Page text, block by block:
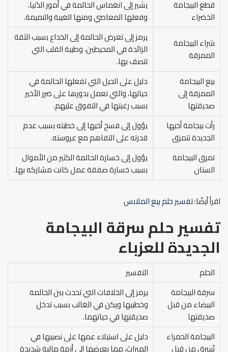
قطع البيجامة
الخضراء
يشير إلى انغماس الحالمة في أمور الدُنيا،
وفعلها المعاصي ومنها الغيبة والنميمة.
شراء البيجامة
الممزقة
يرمز إلى تعرض الحالمة إلى الخداع بسبب الثقة
الزائدة في المحيطين، وطيبة القلب التي
تتصف بها.
بيع البيجامة
الممزقة إلى
صديقتها
دليل على الحيل التي تفعلها الحالمة في
حياتها، والتي تعمل بدورها على ضرر الأخير
بسبب رغبتها في التفوق عليهم.
رأت بيجامة أخيها
الجديدة تتمزق
يؤول إلى فسخ أخيها إلى خطبته بسبب عدم
قدرته على التفاهم مع عروسته.
تمزق البيجامة
الستان
يؤول إلى خسارة الحالمة الكثير من الأموال
بسبب خسارة صفقة عمل كانت مشاركه بها.
اقرأ أيضًا:تفسير حلم بيع الملابس
تفسير حلم سرقة البيجامة
الجديدة للعزباء
الحلم
التفسير
سرقة البيجامة
البيضاء من قبل
صديقتها
يرمز إلى الخلافات التي تحدث بين الحالمة
وخطيبها ويكن في الغالب بسبب تدخل
صديقتها في حياتهما.
البيجامة الحمراء
تُسرق من قبل
دليل على استيلاء عمها على نصيبها في
الميراث، مما يعرضها إلى أزمة مالية شديدة